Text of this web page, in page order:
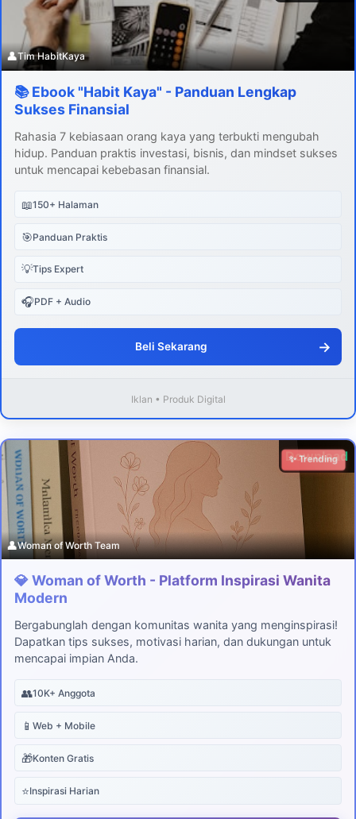
👤Tim HabitKaya
📚 Ebook "Habit Kaya" - Panduan Lengkap
Sukses Finansial
Rahasia 7 kebiasaan orang kaya yang terbukti mengubah
hidup. Panduan praktis investasi, bisnis, dan mindset sukses
untuk mencapai kebebasan finansial.
📖150+ Halaman
🎯Panduan Praktis
💡Tips Expert
🎧PDF + Audio
Beli Sekarang →
Iklan • Produk Digital
Download
✨ Trending
👤Woman of Worth Team
💎 Woman of Worth - Platform Inspirasi Wanita
Modern
Bergabunglah dengan komunitas wanita yang menginspirasi!
Dapatkan tips sukses, motivasi harian, dan dukungan untuk
mencapai impian Anda.
👥10K+ Anggota
📱 Web + Mobile
🎁Konten Gratis
⭐Inspirasi Harian